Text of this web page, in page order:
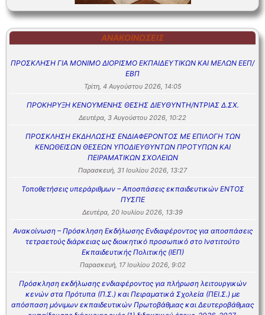
ΑΝΑΚΟΙΝΏΣΕΙΣ
ΠΡΟΣΚΛΗΣΗ ΓΙΑ ΜΟΝΙΜΟ ΔΙΟΡΙΣΜΟ ΕΚΠΑΙΔΕΥΤΙΚΩΝ ΚΑΙ ΜΕΛΩΝ ΕΕΠ/
ΕΒΠ
Τρίτη, 4 Αυγούστου 2026, 14:05
ΠΡΟΚΗΡΥΞΗ ΚΕΝΟΥΜΕΝΗΣ ΘΕΣΗΣ ΔΙΕΥΘΥΝΤΗ/ΝΤΡΙΑΣ Δ.ΣΧ.
Δευτέρα, 3 Αυγούστου 2026, 10:22
ΠΡΟΣΚΛΗΣΗ ΕΚΔΗΛΩΣΗΣ ΕΝΔΙΑΦΕΡΟΝΤΟΣ ΜΕ ΕΠΙΛΟΓΗ ΤΩΝ
ΚΕΝΩΘΕΙΣΩΝ ΘΕΣΕΩΝ ΥΠΟΔΙΕΥΘΥΝΤΩΝ ΠΡΟΤΥΠΩΝ ΚΑΙ
ΠΕΙΡΑΜΑΤΙΚΩΝ ΣΧΟΛΕΙΩΝ
Παρασκευή, 31 Ιουλίου 2026, 13:27
Τοποθετήσεις υπεράριθμων – Αποσπάσεις εκπαιδευτικών ΕΝΤΟΣ
ΠΥΣΠΕ
Δευτέρα, 20 Ιουλίου 2026, 13:39
Ανακοίνωση – Πρόσκληση Εκδήλωσης Ενδιαφέροντος για αποσπάσεις
τετραετούς διάρκειας ως διοικητικό προσωπικό στο Ινστιτούτο
Εκπαιδευτικής Πολιτικής (ΙΕΠ)
Παρασκευή, 17 Ιουλίου 2026, 9:02
Πρόσκληση εκδήλωσης ενδιαφέροντος για πλήρωση λειτουργικών
κενών στα Πρότυπα (Π.Σ.) και Πειραματικά Σχολεία (ΠΕΙ.Σ.) με
απόσπαση μόνιμων εκπαιδευτικών Πρωτοβάθμιας και Δευτεροβάθμιας